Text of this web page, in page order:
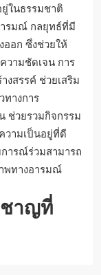
ยู่ในธรรมชาติ
รมณ์ กลยุทธ์ที่มี
ออก ซึ่งช่วยให้
ามชัดเจน การ
งสรรค์ ช่วยเสริม
างการ
ช่วยรวมกิจกรรม
วามเป็นอยู่ที่ดี
ารณ์ร่วมสามารถ
พทางอารมณ์
ชาญที่